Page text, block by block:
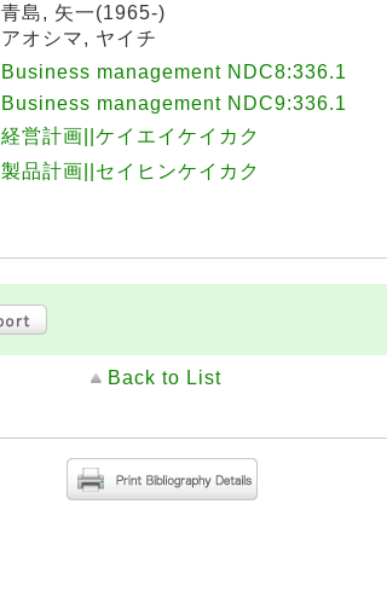
青島, 矢一(1965-)
アオシマ, ヤイチ
Business management NDC8:336.1
Business management NDC9:336.1
経営計画||ケイエイケイカク
製品計画||セイヒンケイカク
Back to List